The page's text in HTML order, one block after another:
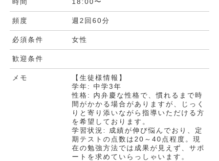
頻度 週2回60分
必須条件 女性
歓迎条件
メモ
【生徒様情報】
学年: 中学3年
性格: 内弁慶な性格で、慣れるまで時
間がかかる場合がありますが、じっく
りと寄り添いながら指導いただける方
を希望しております。
学習状況: 成績が伸び悩んでおり、定
期テストの点数は20～40点程度。現
在の勉強方法では成果が見えず、サポ
ートを求めていらっしゃいます。